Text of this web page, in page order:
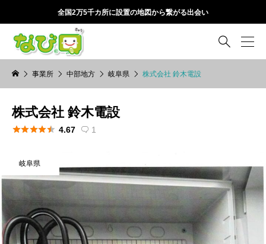
全国2万5千カ所に設置の地図から繋がる出会い

事業所 中部地方 岐阜県 株式会社 鈴木電設
株式会社 鈴木電設
 4.67  1
岐阜県